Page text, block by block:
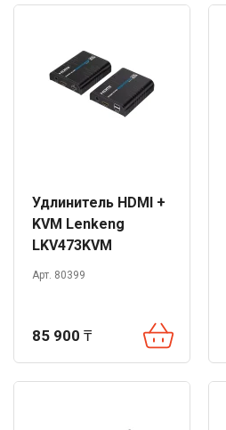
Удлинитель HDMI +
KVM Lenkeng
LKV473KVM
Арт. 80399
85 900 ₸